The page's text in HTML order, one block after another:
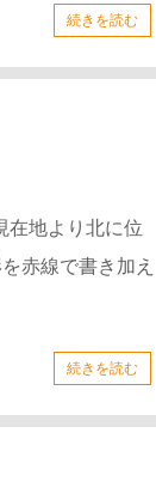
続きを読む
在地より北に位
赤線で書き加え
続きを読む